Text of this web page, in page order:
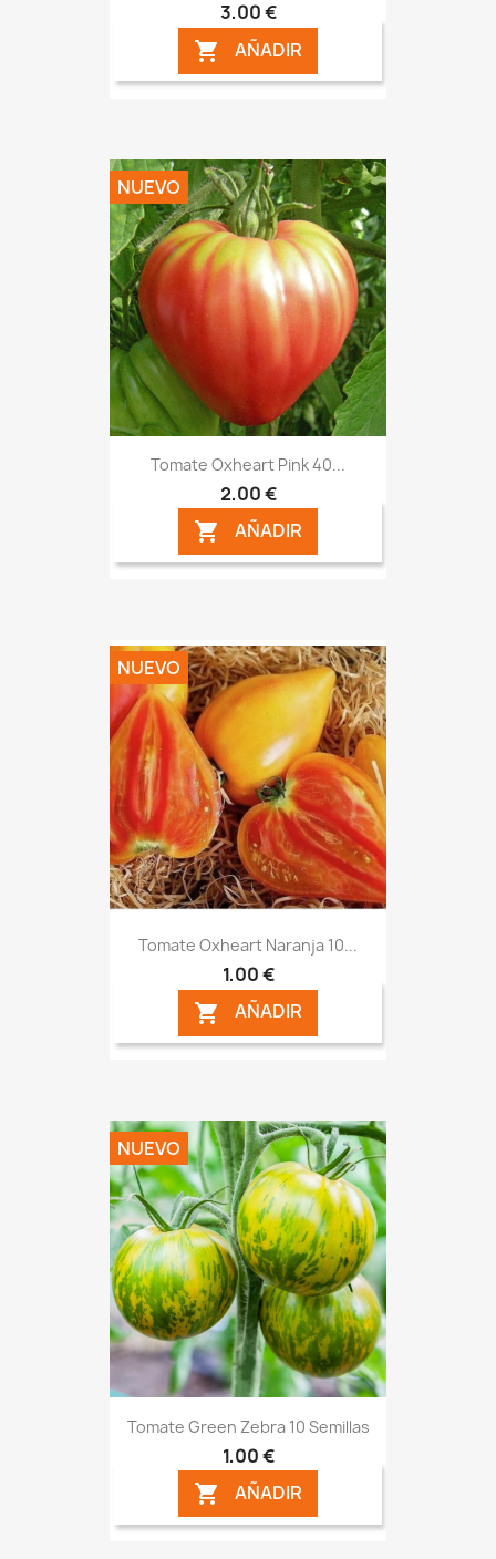
3,00 €
 AÑADIR
Tomate Oxheart Pink 40...
2,00 €
 AÑADIR
NUEVO
Tomate Oxheart Naranja 10...
1,00 €
 AÑADIR
NUEVO
Tomate Green Zebra 10 Semillas
1,00 €
 AÑADIR
NUEVO